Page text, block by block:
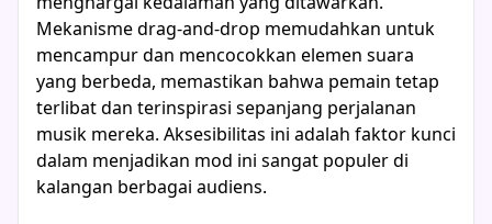
Mekanisme drag-and-drop memudahkan untuk
mencampur dan mencocokkan elemen suara
yang berbeda, memastikan bahwa pemain tetap
terlibat dan terinspirasi sepanjang perjalanan
musik mereka. Aksesibilitas ini adalah faktor kunci
dalam menjadikan mod ini sangat populer di
kalangan berbagai audiens.